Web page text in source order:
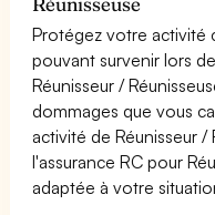
Protégez votre activité
pouvant survenir lors
Réunisseur /
dommages que vous
activité de Réunisseur /
l'assurance RC pour
adaptée à votre